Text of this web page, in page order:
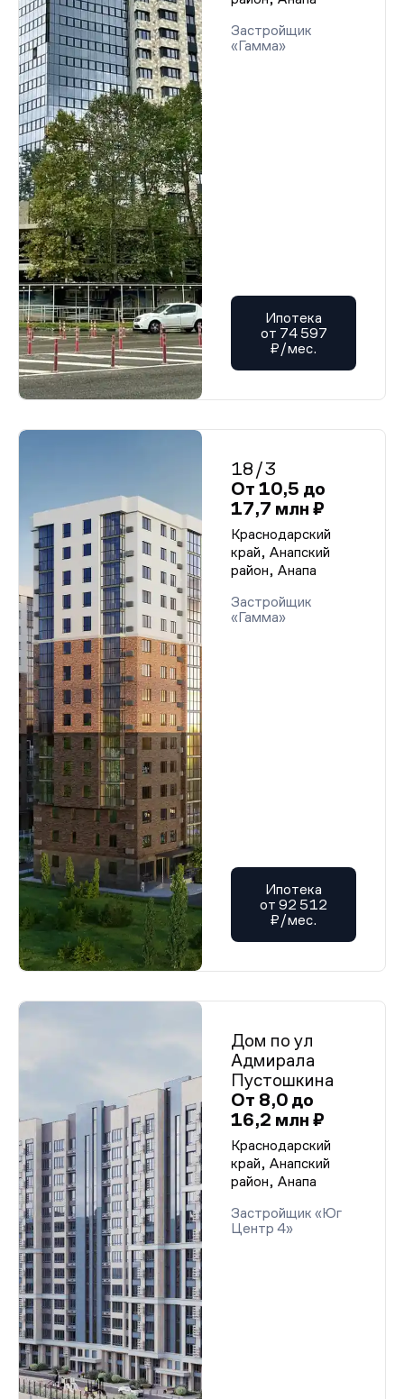
Застройщик
«Гамма»
Ипотека
от 74 597
₽/мес.
18/3
От 10,5 до
17,7 млн ₽
Краснодарский
край, Анапский
район, Анапа
Застройщик
«Гамма»
Ипотека
от 92 512
₽/мес.
Дом по ул
Адмирала
Пустошкина
От 8,0 до
16,2 млн ₽
Краснодарский
край, Анапский
район, Анапа
Застройщик «Юг
Центр 4»